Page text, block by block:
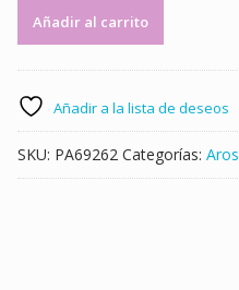
Cubanos
Cubic
8Mm
-
ID:
Añadir al carrito
Añadir a la lista de deseos
SKU: PA69262 Categorías: Aros